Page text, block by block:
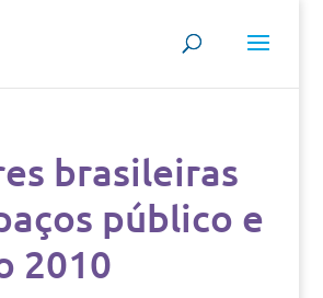
brasileiras
público e
2010